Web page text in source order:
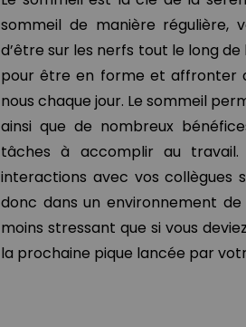
sommeil de manière régulière,
d’être sur les nerfs tout le long
pour être en forme et affronter
nous chaque jour. Le sommeil
ainsi que de nombreux
tâches à accomplir au travail.
interactions avec vos collègues
donc dans un environnement
moins stressant que si vous
la prochaine pique lancée par